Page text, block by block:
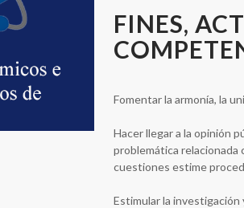
FINES,
Fomentar la armonía, la
Hacer llegar a la opinión
problemática relacionada
cuestiones estime
Estimular la